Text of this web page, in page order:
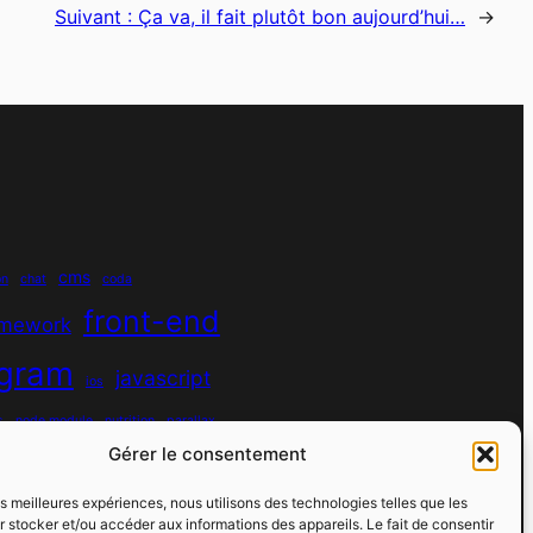
Gérer le consentement
meilleures expériences, nous utilisons des technologies telles que les
stocker et/ou accéder aux informations des appareils. Le fait de consentir
Suivant : Ça va, il fait plutôt bon aujourd’hui… →
chat cms coda
front-end
ios javascript
node module nutrition parallax
sport spotify spécificité